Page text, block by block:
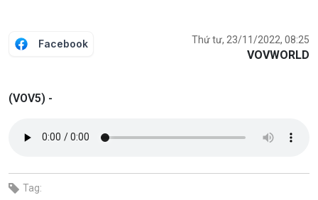
Facebook Thứ tư, 23/11/2022, 08:25
VOVWORLD
(VOV5) -
Tag: